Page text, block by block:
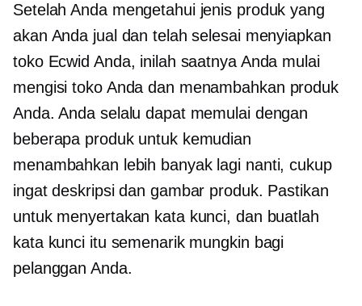
Setelah Anda mengetahui jenis produk yang
akan Anda jual dan telah selesai menyiapkan
toko Ecwid Anda, inilah saatnya Anda mulai
mengisi toko Anda dan menambahkan produk
Anda. Anda selalu dapat memulai dengan
beberapa produk untuk kemudian
menambahkan lebih banyak lagi nanti, cukup
ingat deskripsi dan gambar produk. Pastikan
untuk menyertakan kata kunci, dan buatlah
kata kunci itu semenarik mungkin bagi
pelanggan Anda.